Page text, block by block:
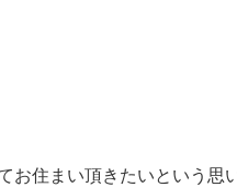
お住まい頂きたいという